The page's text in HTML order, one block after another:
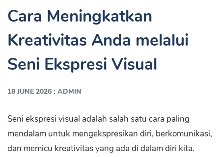
Cara Meningkatkan
Kreativitas Anda melalui
Seni Ekspresi Visual
18 JUNE 2026 : ADMIN
Seni ekspresi visual adalah salah satu cara paling
mendalam untuk mengekspresikan diri, berkomunikasi,
dan memicu kreativitas yang ada di dalam diri kita.